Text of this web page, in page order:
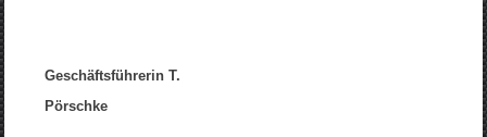
Geschäftsführerin T.
Pörschke